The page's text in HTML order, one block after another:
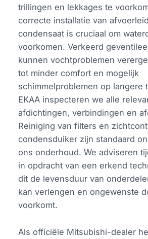
trillingen en lekkages te
correcte installatie van
condensaat is cruciaal om
voorkomen. Verkeerd
kunnen vochtproblemen
tot minder comfort en mogelijk
schimmelproblemen op langere
EKAA inspecteren we alle
afdichtingen, verbindingen en
Reiniging van filters en
condensduiker zijn standaard
ons onderhoud. We adviseren
in opdracht van een erkend
dit de levensduur van
kan verlengen en ongewenste
voorkomt.
Als officiële Mitsubishi-dealer